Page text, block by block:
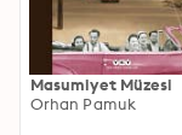
Masumiyet Müzesi
Orhan Pamuk